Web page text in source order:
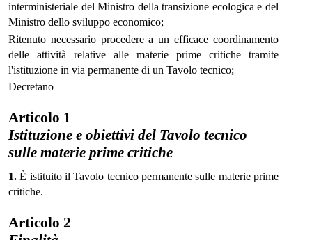
interministeriale del Ministro della transizione ecologica e del
Ministro dello sviluppo economico;
Ritenuto necessario procedere a un efficace coordinamento
delle attività relative alle materie prime critiche tramite
l'istituzione in via permanente di un Tavolo tecnico;
Decretano
Articolo 1
Istituzione e obiettivi del Tavolo tecnico
sulle materie prime critiche
1. È istituito il Tavolo tecnico permanente sulle materie prime
critiche.
Articolo 2